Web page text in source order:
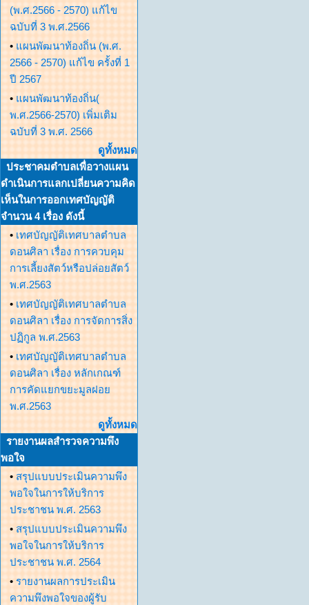
(พ.ศ.2566 - 2570) แก้ไข
ฉบับที่ 3 พ.ศ.2566
• แผนพัฒนาท้องถิ่น (พ.ศ.
2566 - 2570) แก้ไข ครั้งที่ 1
ปี 2567
• แผนพัฒนาท้องถิ่น(
พ.ศ.2566-2570) เพิ่มเติม
ฉบับที่ 3 พ.ศ. 2566
ดูทั้งหมด
ประชาคมตำบลเพื่อวางแผน
ดำเนินการแลกเปลี่ยนความคิด
เห็นในการออกเทศบัญญัติ
จำนวน 4 เรื่อง ดังนี้
• เทศบัญญัติเทศบาลตำบล
ดอนศิลา เรื่อง การควบคุม
การเลี้ยงสัตว์หรือปล่อยสัตว์
พ.ศ.2563
• เทศบัญญัติเทศบาลตำบล
ดอนศิลา เรื่อง การจัดการสิ่ง
ปฏิกูล พ.ศ.2563
• เทศบัญญัติเทศบาลตำบล
ดอนศิลา เรื่อง หลักเกณฑ์
การคัดแยกขยะมูลฝอย
พ.ศ.2563
ดูทั้งหมด
รายงานผลสำรวจความพึง
พอใจ
• สรุปแบบประเมินความพึง
พอใจในการให้บริการ
ประชาชน พ.ศ. 2563
• สรุปแบบประเมินความพึง
พอใจในการให้บริการ
ประชาชน พ.ศ. 2564
• รายงานผลการประเมิน
ความพึงพอใจของผู้รับ